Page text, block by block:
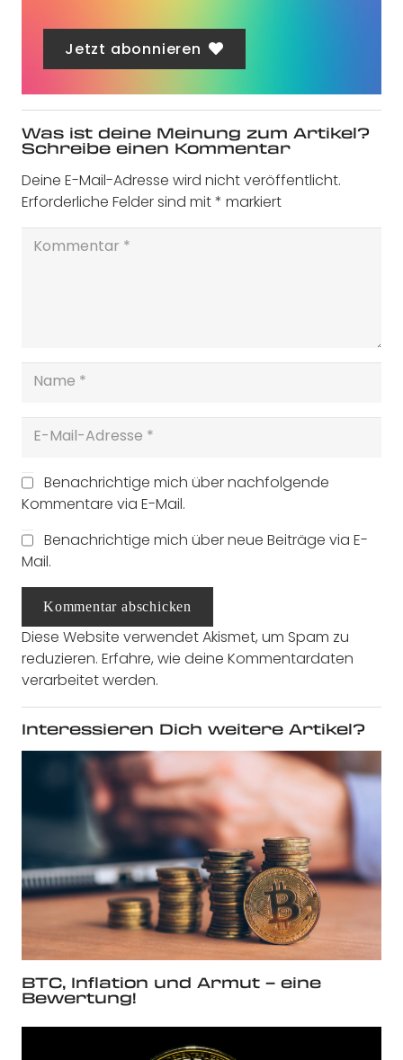
Jetzt abonnieren
Was ist deine Meinung zum Artikel?
Schreibe einen Kommentar
Deine E-Mail-Adresse wird nicht veröffentlicht.
Erforderliche Felder sind mit* markiert
Benachrichtige mich über nachfolgende
Kommentare via E-Mail.
Benachrichtige mich über neue Beiträge via E-
Mail.
Kommentar abschicken
Diese Website verwendet Akismet, um Spam zu
reduzieren. Erfahre, wie deine Kommentardaten
verarbeitet werden.
Interessieren Dich weitere Artikel?
BTC, Inflation und Armut – eine
Bewertung!